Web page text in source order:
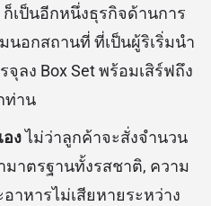
ก็เป็นอีกหนึ่งธุรกิจด้านการ
นอกสถานที่ ที่เป็นผู้ริเริ่มนำ
ลง Box Set พร้อมเสิร์ฟถึง
ท่าน
องไม่ว่าลูกค้าจะสั่งจำนวน
มาตรฐานทั้งรสชาติ, ความ
าหารไม่เสียหายระหว่าง